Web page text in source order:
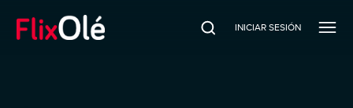
INICIAR SESIÓN